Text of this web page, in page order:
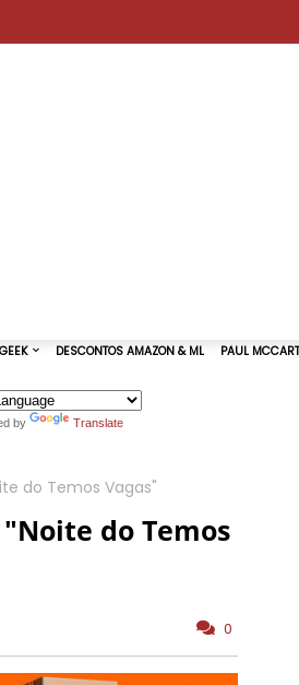
by Translate
do Temos Vagas"
do Temos
0